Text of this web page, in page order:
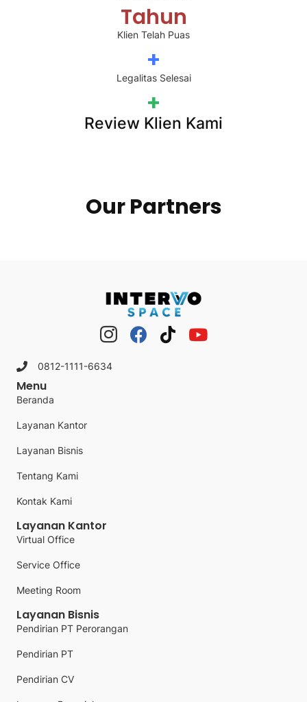
Tahun
Klien Telah Puas
+
Legalitas Selesai
+
Review Klien Kami
Our Partners
0812-1111-6634
Menu
Beranda
Layanan Kantor
Layanan Bisnis
Tentang Kami
Kontak Kami
Layanan Kantor
Virtual Office
Service Office
Meeting Room
Layanan Bisnis
Pendirian PT Perorangan
Pendirian PT
Pendirian CV